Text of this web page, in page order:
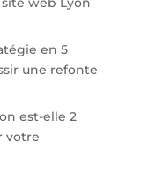
en 5
une refonte
est-elle 2
votre